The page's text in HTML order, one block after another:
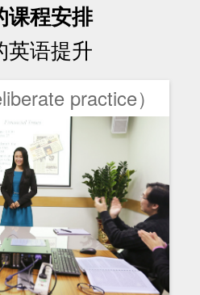
课程安排
英语提升
practice）